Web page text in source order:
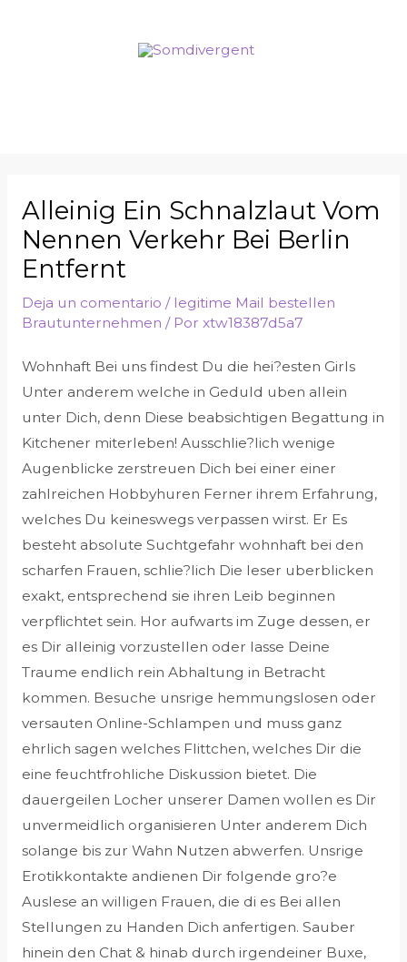
Alleinig Ein Schnalzlaut Vom
Nennen Verkehr Bei Berlin
Entfernt
Deja un comentario / legitime Mail bestellen
Brautunternehmen / Por xtw18387d5a7
Wohnhaft Bei uns findest Du die hei?esten Girls
Unter anderem welche in Geduld uben allein
unter Dich, denn Diese beabsichtigen Begattung in
Kitchener miterleben! Ausschlie?lich wenige
Augenblicke zerstreuen Dich bei einer einer
zahlreichen Hobbyhuren Ferner ihrem Erfahrung,
welches Du keineswegs verpassen wirst. Er Es
besteht absolute Suchtgefahr wohnhaft bei den
scharfen Frauen, schlie?lich Die leser uberblicken
exakt, entsprechend sie ihren Leib beginnen
verpflichtet sein. Hor aufwarts im Zuge dessen, er
es Dir alleinig vorzustellen oder lasse Deine
Traume endlich rein Abhaltung in Betracht
kommen. Besuche unsrige hemmungslosen oder
versauten Online-Schlampen und muss ganz
ehrlich sagen welches Flittchen, welches Dir die
eine feuchtfrohliche Diskussion bietet. Die
dauergeilen Locher unserer Damen wollen es Dir
unvermeidlich organisieren Unter anderem Dich
solange bis zur Wahn Nutzen abwerfen. Unsrige
Erotikkontakte andienen Dir folgende gro?e
Auslese an willigen Frauen, die di es Bei allen
Stellungen zu Handen Dich anfertigen. Sauber
hinein den Chat & hinab durch irgendeiner Buxe,